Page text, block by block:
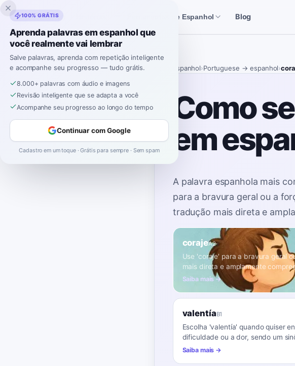
Inklingo Ferramentas de Espanhol Blog
Espanhol›Portuguese → espanhol›
Como
em
A palavra espanhola mais
para a bravura geral ou a
tradução mais direta e
corajeA2
Use 'coraje' para a bravura geral
mais direta e amplamente
Saiba mais →
valentíaB1
Escolha 'valentía' quando quiser
dificuldade ou a dor, sendo um
Saiba mais →
100% GRÁTIS
Aprenda palavras em espanhol que
você realmente vai lembrar
Salve palavras, aprenda com repetição inteligente
e acompanhe seu progresso — tudo grátis.
8.000+ palavras com áudio e imagens
Revisão inteligente que se adapta a você
Acompanhe seu progresso ao longo do tempo
Continuar com Google
Cadastro em um toque · Grátis para sempre · Sem spam